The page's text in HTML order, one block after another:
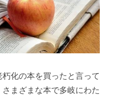
化の本を買ったと言って
まざまな本で多岐にわた